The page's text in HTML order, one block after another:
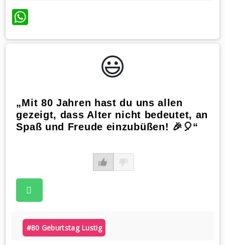
WhatsApp
😃️
„Mit 80 Jahren hast du uns allen
gezeigt, dass Alter nicht bedeutet, an
Spaß und Freude einzubüßen! 🎉🎈“
#80 Geburtstag Lustig